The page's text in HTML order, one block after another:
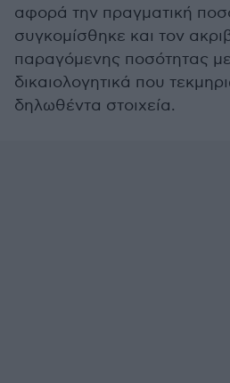
αφορά την πραγματική
συγκομίσθηκε και τον
παραγόμενης ποσότητας
δικαιολογητικά που
δηλωθέντα στοιχεία.